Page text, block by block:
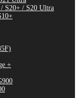
S20+ / S20 Ultra
+